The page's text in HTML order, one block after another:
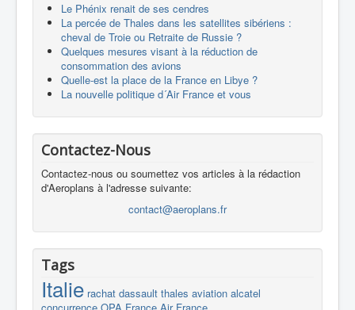
Le Phénix renait de ses cendres
La percée de Thales dans les satellites sibériens :
cheval de Troie ou Retraite de Russie ?
Quelques mesures visant à la réduction de
consommation des avions
Quelle-est la place de la France en Libye ?
La nouvelle politique d´Air France et vous
Contactez-Nous
Contactez-nous ou soumettez vos articles à la rédaction
d'Aeroplans à l'adresse suivante:
contact@aeroplans.fr
Tags
Italie rachat dassault thales aviation alcatel